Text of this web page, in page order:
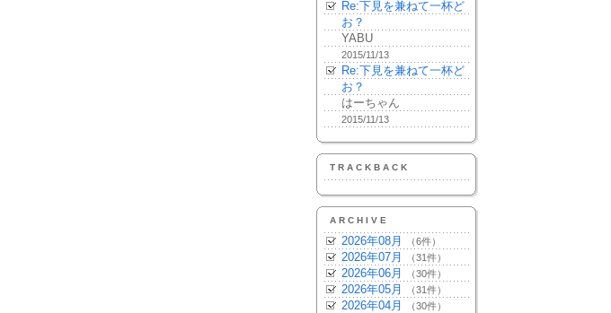
Re:下見を兼ねて一杯ど
お？
YABU
2015/11/13
Re:下見を兼ねて一杯ど
お？
はーちゃん
2015/11/13
TRACKBACK
ARCHIVE
2026年08月 （6件）
2026年07月 （31件）
2026年06月 （30件）
2026年05月 （31件）
2026年04月 （30件）